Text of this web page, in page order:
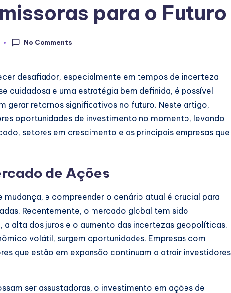
para o Futuro
No Comments
desafiador, especialmente em tempos de incerteza
cuidadosa e uma estratégia bem definida, é possível
gerar retornos significativos no futuro. Neste artigo,
oportunidades de investimento no momento, levando
setores em crescimento e as principais empresas que
de Ações
e compreender o cenário atual é crucial para
Recentemente, o mercado global tem sido
alta dos juros e o aumento das incertezas geopolíticas.
volátil, surgem oportunidades. Empresas com
que estão em expansão continuam a atrair investidores
ser assustadoras, o investimento em ações de